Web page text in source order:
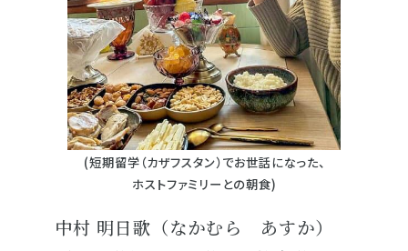
(短期留学（カザフスタン）でお世話になった、
ホストファミリーとの朝食)
中村 明日歌（なかむら あすか）